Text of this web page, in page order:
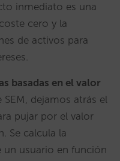
inmediato es una
cero y la
de activos para
basadas en el valor
SEM, dejamos atrás el
pujar por el valor
Se calcula la
un usuario en función